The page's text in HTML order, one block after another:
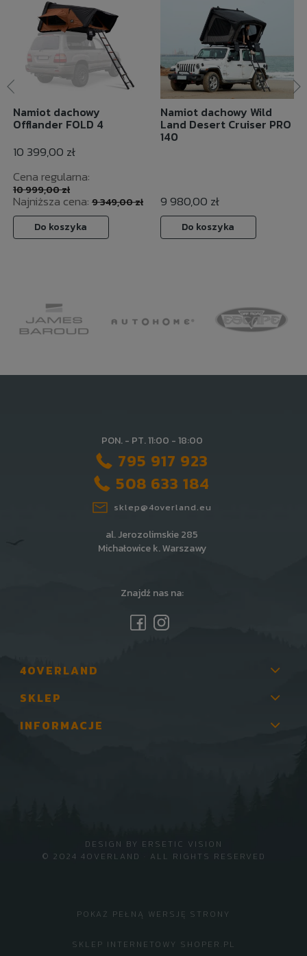
Namiot dachowy
Offlander FOLD 4
10 399,00 zł
Cena regularna:
10 999,00 zł
Najniższa cena: 9 349,00 zł
Do koszyka
Namiot dachowy Wild
Land Desert Cruiser PRO
140
9 980,00 zł
Do koszyka
PON. - PT. 11:00 - 18:00
795 917 923
508 633 184
sklep@4overland.eu
al. Jerozolimskie 285
Michałowice k. Warszawy
Znajdź nas na:
4OVERLAND
SKLEP
INFORMACJE
© 2024 4OVERLAND · ALL RIGHTS RESERVED
DESIGN BY ERSETIC VISION
POKAŻ PEŁNĄ WERSJĘ STRONY
SKLEP INTERNETOWY SHOPER.PL